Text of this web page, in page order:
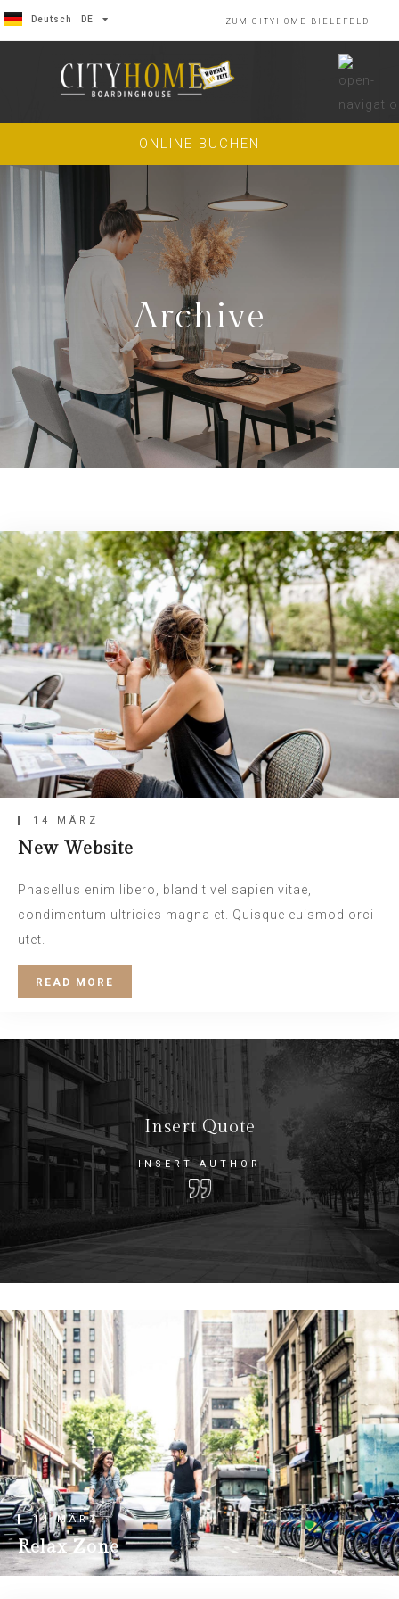
Deutsch DE
English EN ZUM CITYHOME BIELEFELD
ONLINE BUCHEN
Archive
14 MÄRZ
New Website
Phasellus enim libero, blandit vel sapien vitae,
condimentum ultricies magna et. Quisque euismod orci
utet.
READ MORE
Insert Quote
INSERT AUTHOR
14 MÄRZ
Relax Zone